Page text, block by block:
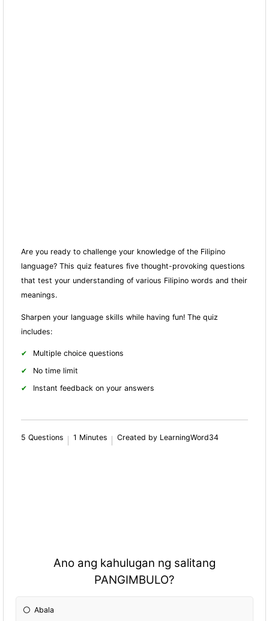
Are you ready to challenge your knowledge of the Filipino
language? This quiz features five thought-provoking questions
that test your understanding of various Filipino words and their
meanings.
Sharpen your language skills while having fun! The quiz
includes:
Multiple choice questions
No time limit
Instant feedback on your answers
5 Questions 1 Minutes Created by LearningWord34
Ano ang kahulugan ng salitang
PANGIMBULO?
Abala